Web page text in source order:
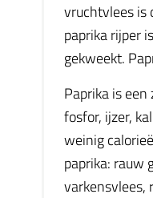
vruchtvlees is
paprika rijper
gekweekt.
Paprika is
fosfor, ijzer,
weinig
paprika: rauw
varkensvlees,